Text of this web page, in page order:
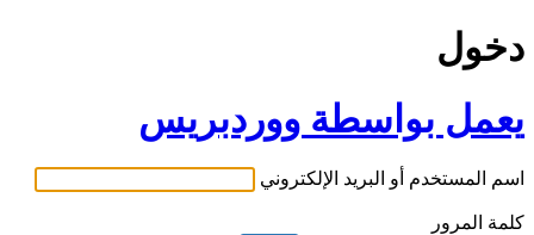
دخول
يعمل بواسطة ووردبريس
اسم المستخدم أو البريد الإلكتروني
كلمة المرور